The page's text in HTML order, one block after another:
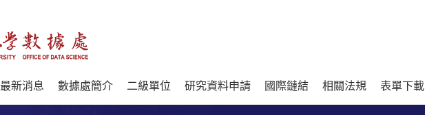
最新消息 數據處簡介 二級單位 研究資料申請 國際鏈結 相關法規 表單下載